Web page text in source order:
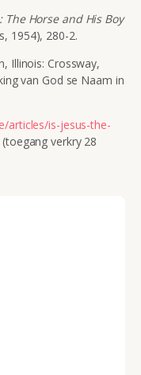
Horse and His Boy
1954), 280-2.
Illinois: Crossway,
van God se Naam in
articles/is-jesus-the-
(toegang verkry 28